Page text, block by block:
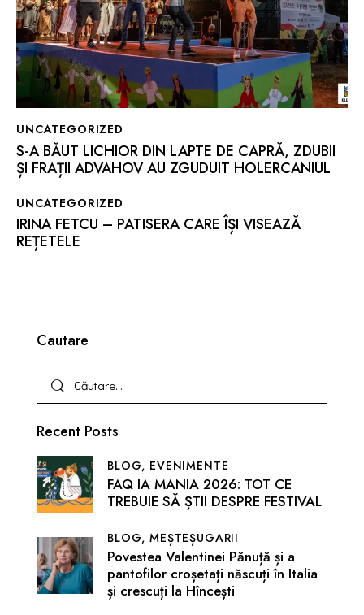
UNCATEGORIZED
S-A BĂUT LICHIOR DIN LAPTE DE CAPRĂ, ZDUBII
ȘI FRAȚII ADVAHOV AU ZGUDUIT HOLERCANIUL
UNCATEGORIZED
IRINA FETCU – PATISERA CARE ÎȘI VISEAZĂ
REȚETELE
Cautare
Recent Posts
BLOG, EVENIMENTE
FAQ IA MANIA 2026: TOT CE
TREBUIE SĂ ȘTII DESPRE FESTIVAL
BLOG,MEȘTEȘUGARII
Povestea Valentinei Pănuță și a
pantofilor croșetați născuți în Italia
și crescuți la Hîncești